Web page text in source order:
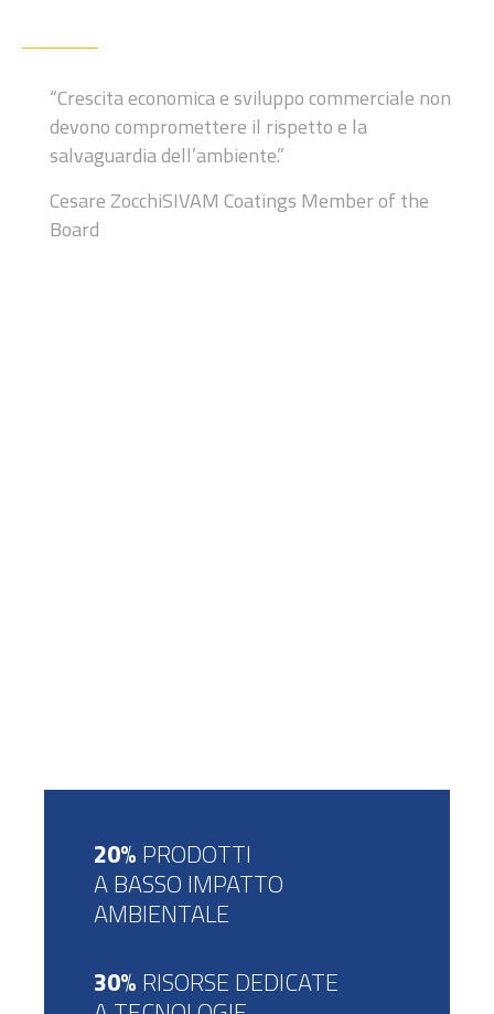
“Crescita economica e sviluppocommerciale non
devono compromettereil rispetto e la
salvaguardia dell’ambiente.”
Cesare ZocchiSIVAM Coatings Member of the
Board
20%PRODOTTI
A BASSO IMPATTO
AMBIENTALE
30%RISORSE DEDICATE